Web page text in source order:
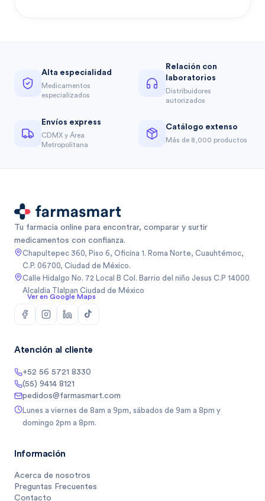
Alta especialidad
Medicamentos
especializados
Relación con
laboratorios
Distribuidores
autorizados
Envíos express
CDMX y Área
Metropolitana
Catálogo extenso
Más de 8,000 productos
Tu farmacia online para encontrar, comparar y surtir
medicamentos con confianza.
Chapultepec 360, Piso 6, Oficina 1. Roma Norte, Cuauhtémoc,
C.P. 06700, Ciudad de México.
Calle Hidalgo No. 72 Local B Col. Barrio del niño Jesus C.P 14000
Alcaldia Tlalpan Ciudad de México
Ver en Google Maps
Atención al cliente
+52 56 5721 8330
(55) 9414 8121
pedidos@farmasmart.com
Lunes a viernes de 8am a 9pm, sábados de 9am a 8pm y
domingo 2pm a 8pm.
Información
Acerca de nosotros
Preguntas Frecuentes
Contacto